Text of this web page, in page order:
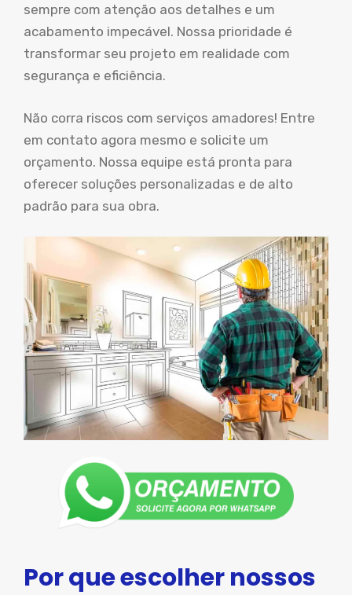
sempre com atenção aos detalhes e um
acabamento impecável. Nossa prioridade é
transformar seu projeto em realidade com
segurança e eficiência.
Não corra riscos com serviços amadores! Entre
em contato agora mesmo e solicite um
orçamento. Nossa equipe está pronta para
oferecer soluções personalizadas e de alto
padrão para sua obra.
Por que escolher nossos